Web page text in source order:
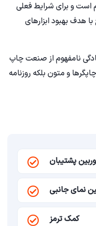
است و برای شرایط فعلی
هدف بهبود ابزارهای
نامفهوم از صنعت چاپ
و متون بلکه روزنامه
پشتیبان
نمای جانبی
کمک ترمز